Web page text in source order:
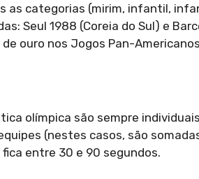
as categorias (mirim, infantil,
Seul 1988 (Coreia do Sul) e
ouro nos Jogos Pan-Americanos
olímpica são sempre
(nestes casos, são
entre 30 e 90 segundos.